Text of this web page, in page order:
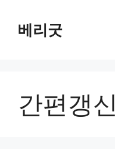
베리굿
간편갱신